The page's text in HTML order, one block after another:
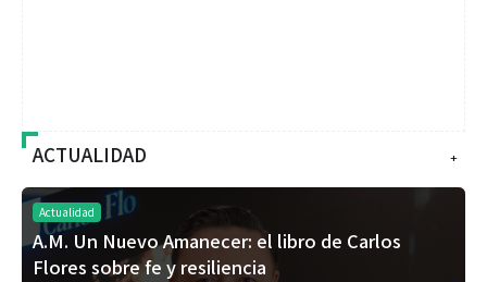
+
ACTUALIDAD
Actualidad
A.M. Un Nuevo Amanecer: el libro de Carlos
Flores sobre fe y resiliencia